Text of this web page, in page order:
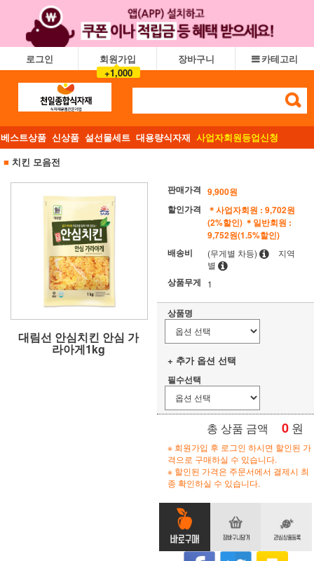
로그인
회원가입
+1,000
장바구니 카테고리
베스트상품 신상품 설선물세트 대용량식자재 사업자회원등업신청
■ 치킨 모음전
대림선 안심치킨 안심 가
라아게1kg
판매가격 9,900원
할인가격
＊사업자회원 : 9,702원
(2%할인) ＊일반회원 :
9,752원(1.5%할인)
배송비
(무게별 차등)
지역
별
상품무게 1
상품명
+ 추가 옵션 선택
필수선택
총 상품 금액 0 원
※ 회원가입 후 로그인 하시면 할인된 가
격으로 구매하실 수 있습니다.
※ 할인된 가격은 주문서에서 결제시 최
종 확인하실 수 있습니다.